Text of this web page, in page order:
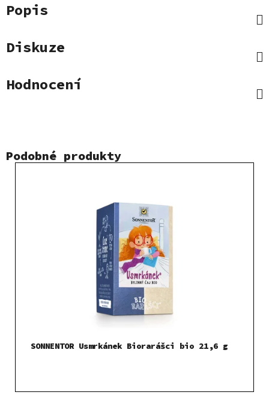
Popis
Diskuze
Hodnocení
Podobné produkty
SONNENTOR Usmrkánek Biorarášci bio 21,6 g